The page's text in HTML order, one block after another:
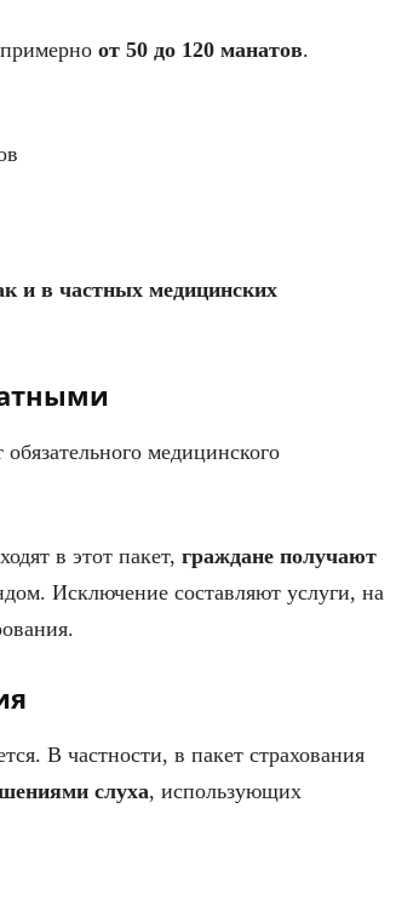
от 50 до 120 манатов.
и в частных медицинских
медицинского
в этот пакет, граждане получают
Исключение составляют услуги, на
В частности, в пакет страхования
слуха, использующих